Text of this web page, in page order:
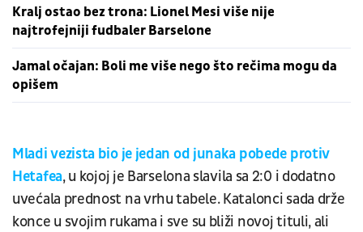
Kralj ostao bez trona: Lionel Mesi više nije
najtrofejniji fudbaler Barselone
Jamal očajan: Boli me više nego što rečima mogu da
opišem
Mladi vezista bio je jedan od junaka pobede protiv
Hetafea, u kojoj je Barselona slavila sa 2:0 i dodatno
uvećala prednost na vrhu tabele. Katalonci sada drže
konce u svojim rukama i sve su bliži novoj tituli, ali